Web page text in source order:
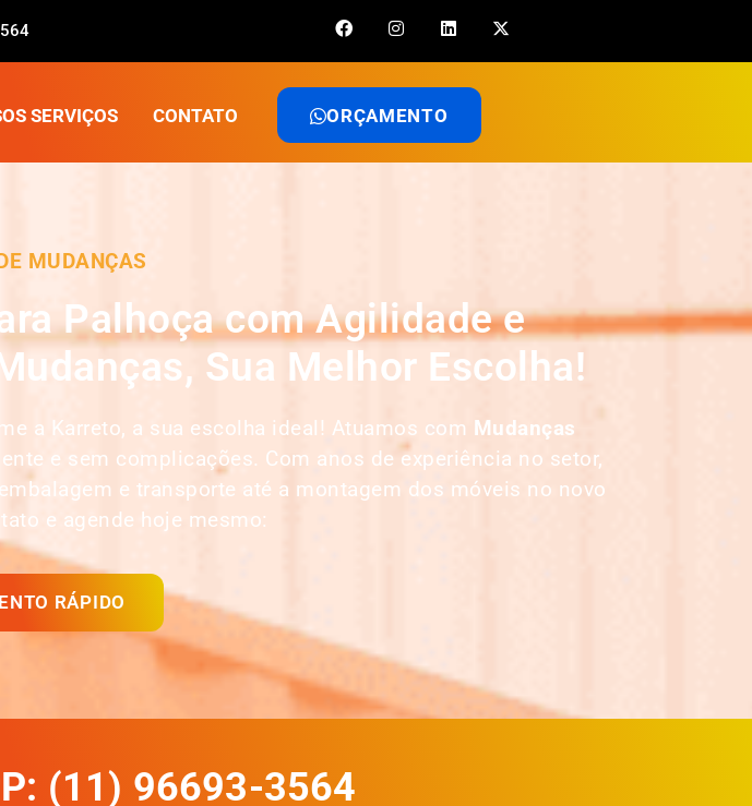
SERVIÇOS CONTATO ORÇAMENTO
MUDANÇAS
Palhoça com Agilidade e
Sua Melhor Escolha!
a Karreto, a sua escolha ideal! Atuamos com Mudanças
e sem complicações. Com anos de experiência no setor,
e transporte até a montagem dos móveis no novo
e agende hoje mesmo:
RÁPIDO
(11) 96693-3564